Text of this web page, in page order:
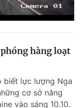
hàng loạt
biết lực lượng Nga
cơ sở năng
vào sáng 10.10.